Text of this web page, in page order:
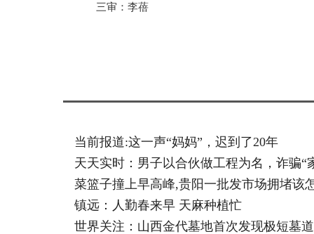
三审：李蓓
当前报道:这一声“妈妈”，迟到了20年
天天实时：男子以合伙做工程为名，诈骗“
菜篮子撞上早高峰,贵阳一批发市场拥堵该
镇远：人勤春来早 天麻种植忙
世界关注：山西金代墓地首次发现极短墓道